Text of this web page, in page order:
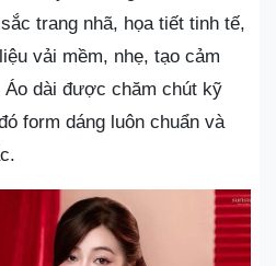
trang nhã, họa tiết tinh tế,
vải mềm, nhẹ, tạo cảm
dài được chăm chút kỹ
form dáng luôn chuẩn và